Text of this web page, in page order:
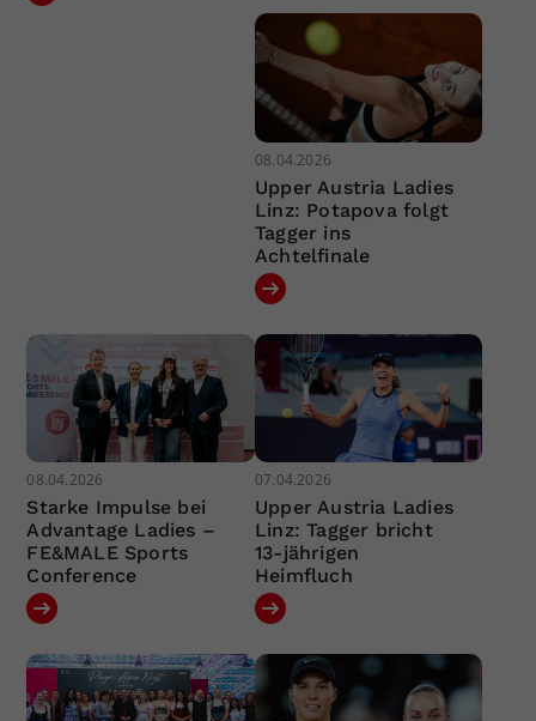
08.04.2026
Upper Austria Ladies
Linz: Potapova folgt
Tagger ins
Achtelfinale
08.04.2026
Starke Impulse bei
Advantage Ladies –
FE&MALE Sports
Conference
07.04.2026
Upper Austria Ladies
Linz: Tagger bricht
13-jährigen
Heimfluch